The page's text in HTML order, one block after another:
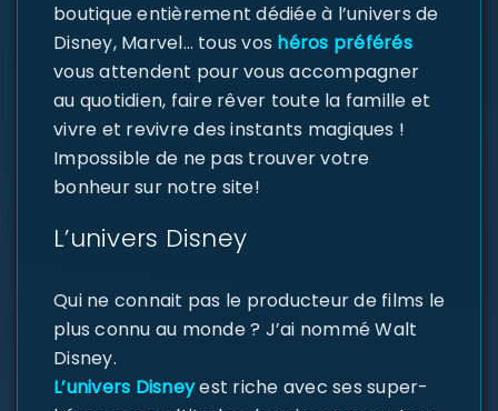
boutique entièrement dédiée à l’univers de
Disney, Marvel… tous vos héros préférés
vous attendent pour vous accompagner
au quotidien, faire rêver toute la famille et
vivre et revivre des instants magiques !
Impossible de ne pas trouver votre
bonheur sur notre site!
L’univers Disney
Qui ne connait pas le producteur de films le
plus connu au monde ? J’ai nommé Walt
Disney.
L’univers Disneyest riche avec ses super-